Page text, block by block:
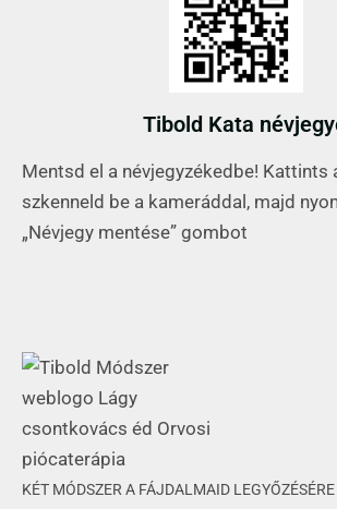
Tibold Kata
Mentsd el a névjegyzékedbe! Kattints
szkenneld be a kameráddal, majd
„Névjegy mentése” gombot
KÉT MÓDSZER A FÁJDALMAID